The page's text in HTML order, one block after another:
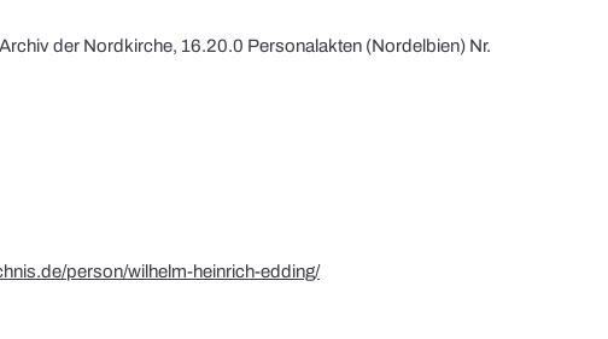
der Nordkirche, 16.20.0 Personalakten (Nordelbien) Nr.
person/wilhelm-heinrich-edding/